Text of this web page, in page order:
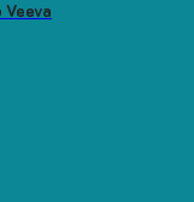
Veeva